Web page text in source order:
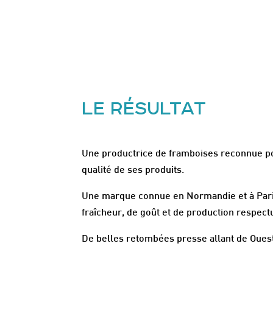
LE RÉSULTAT
Une productrice de framboises reconnue
qualité de ses produits.
Une marque connue en Normandie et à
fraîcheur, de goût et de production
De belles retombées presse allant de